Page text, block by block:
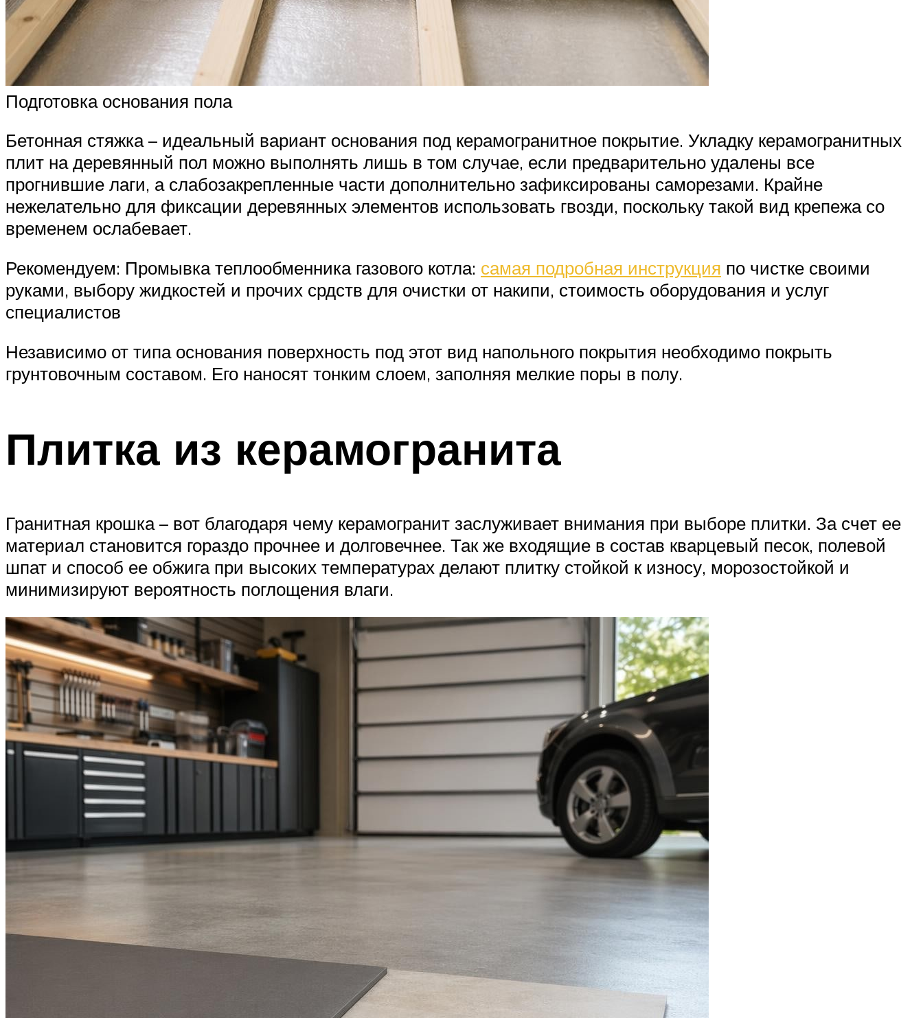
Подготовка основания пола
Бетонная стяжка – идеальный вариант основания под керамогранитное покрытие. Укладку керамогранитных
плит на деревянный пол можно выполнять лишь в том случае, если предварительно удалены все
прогнившие лаги, а слабозакрепленные части дополнительно зафиксированы саморезами. Крайне
нежелательно для фиксации деревянных элементов использовать гвозди, поскольку такой вид крепежа со
временем ослабевает.
Рекомендуем: Промывка теплообменника газового котла: самая подробная инструкция по чистке своими
руками, выбору жидкостей и прочих срдств для очистки от накипи, стоимость оборудования и услуг
специалистов
Независимо от типа основания поверхность под этот вид напольного покрытия необходимо покрыть
грунтовочным составом. Его наносят тонким слоем, заполняя мелкие поры в полу.
Плитка из керамогранита
Гранитная крошка – вот благодаря чему керамогранит заслуживает внимания при выборе плитки. За счет ее
материал становится гораздо прочнее и долговечнее. Так же входящие в состав кварцевый песок, полевой
шпат и способ ее обжига при высоких температурах делают плитку стойкой к износу, морозостойкой и
минимизируют вероятность поглощения влаги.